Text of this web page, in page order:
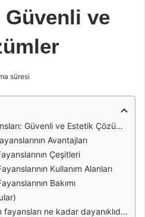
Güvenli ve
süresi
Güvenli ve Estetik Çözümler
Avantajları
Çeşitleri
Kullanım Alanları
Bakımı
ne kadar dayanıklıdır?